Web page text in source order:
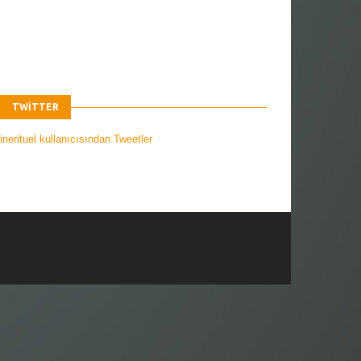
TWITTER
kullanıcısından Tweetler